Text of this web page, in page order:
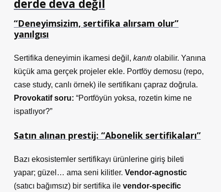
derde deva değil
“Deneyimsizim, sertifika alırsam olur”
yanılgısı
Sertifika deneyimin ikamesi değil, kanıtı olabilir. Yanına
küçük ama gerçek projeler ekle. Portföy demosu (repo,
case study, canlı örnek) ile sertifikanı çapraz doğrula.
Provokatif soru: “Portföyün yoksa, rozetin kime ne
ispatlıyor?”
Satın alınan prestij: “Abonelik sertifikaları”
Bazı ekosistemler sertifikayı ürünlerine giriş bileti
yapar; güzel… ama seni kilitler. Vendor-agnostic
(satıcı bağımsız) bir sertifika ile vendor-specific